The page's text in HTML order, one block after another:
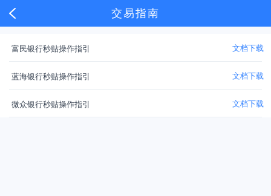
交易指南
富民银行秒贴操作指引 文档下载
蓝海银行秒贴操作指引 文档下载
微众银行秒贴操作指引 文档下载